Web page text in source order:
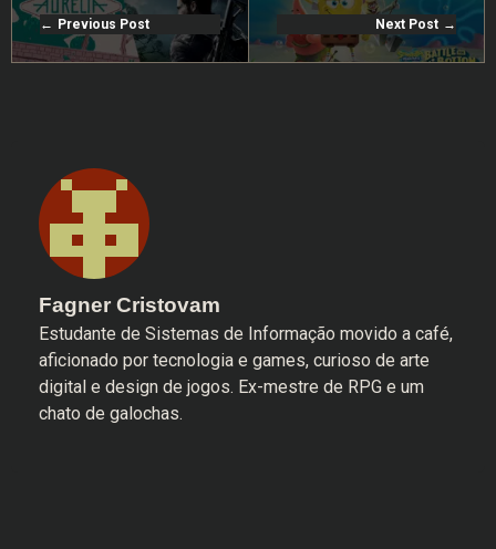
Previous Post Next Post
Fagner Cristovam
Estudante de Sistemas de Informação movido a café,
aficionado por tecnologia e games, curioso de arte
digital e design de jogos. Ex-mestre de RPG e um
chato de galochas.